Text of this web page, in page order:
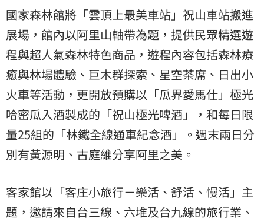
國家森林館將「雲頂上最美車站」祝山車站搬進
展場，館內以阿里山軸帶為題，提供民眾精選遊
程與超人氣森林特色商品，遊程內容包括森林療
癒與林場體驗、巨木群探索、星空茶席、日出小
火車等活動，更開放預購以「瓜界愛馬仕」極光
哈密瓜入酒製成的「祝山極光啤酒」，和每日限
量25組的「林鐵全線通車紀念酒」。週末兩日分
別有黃源明、古庭維分享阿里之美。
客家館以「客庄小旅行－樂活、舒活、慢活」主
題，邀請來自台三線、六堆及台九線的旅行業、